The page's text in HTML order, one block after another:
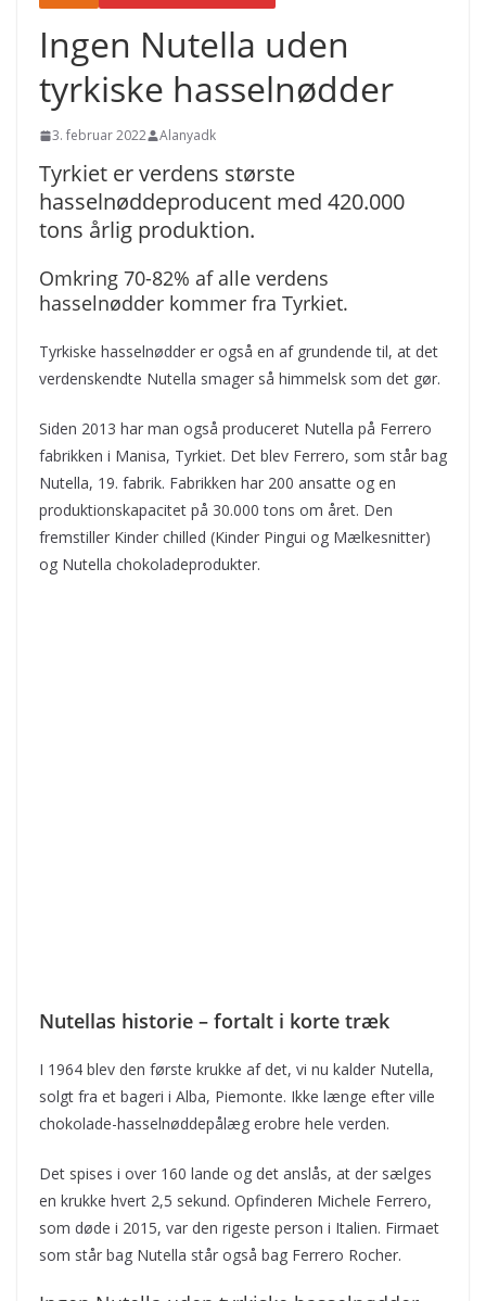
Ingen Nutella uden
tyrkiske hasselnødder
3. februar 2022 Alanyadk
Tyrkiet er verdens største
hasselnøddeproducent med 420.000
tons årlig produktion.
Omkring 70-82% af alle verdens
hasselnødder kommer fra Tyrkiet.
Tyrkiske hasselnødder er også en af grundende til, at det
verdenskendte Nutella smager så himmelsk som det gør.
Siden 2013 har man også produceret Nutella på Ferrero
fabrikken i Manisa, Tyrkiet. Det blev Ferrero, som står bag
Nutella, 19. fabrik. Fabrikken har 200 ansatte og en
produktionskapacitet på 30.000 tons om året. Den
fremstiller Kinder chilled (Kinder Pingui og Mælkesnitter)
og Nutella chokoladeprodukter.
Nutellas historie – fortalt i korte træk
I 1964 blev den første krukke af det, vi nu kalder Nutella,
solgt fra et bageri i Alba, Piemonte. Ikke længe efter ville
chokolade-hasselnøddepålæg erobre hele verden.
Det spises i over 160 lande og det anslås, at der sælges
en krukke hvert 2,5 sekund. Opfinderen Michele Ferrero,
som døde i 2015, var den rigeste person i Italien. Firmaet
som står bag Nutella står også bag Ferrero Rocher.